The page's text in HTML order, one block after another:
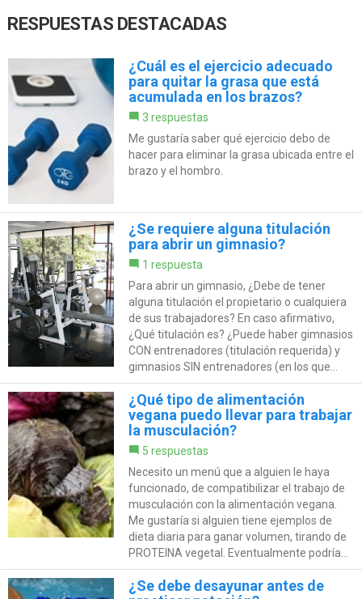
RESPUESTAS DESTACADAS
¿Cuál es el ejercicio adecuado
para quitar la grasa que está
acumulada en los brazos?
3 respuestas
Me gustaría saber qué ejercicio debo de
hacer para eliminar la grasa ubicada entre el
brazo y el hombro.
¿Se requiere alguna titulación
para abrir un gimnasio?
1 respuesta
Para abrir un gimnasio, ¿Debe de tener
alguna titulación el propietario o cualquiera
de sus trabajadores? En caso afirmativo,
¿Qué titulación es? ¿Puede haber gimnasios
CON entrenadores (titulación requerida) y
gimnasios SIN entrenadores (en los que...
¿Qué tipo de alimentación
vegana puedo llevar para trabajar
la musculación?
5 respuestas
Necesito un menú que a alguien le haya
funcionado, de compatibilizar el trabajo de
musculación con la alimentación vegana.
Me gustaría si alguien tiene ejemplos de
dieta diaria para ganar volumen, tirando de
PROTEINA vegetal. Eventualmente podría...
¿Se debe desayunar antes de